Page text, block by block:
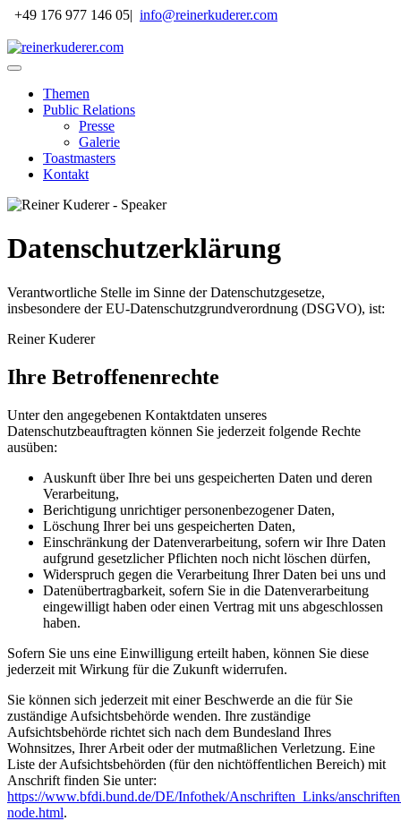
+49 176 977 146 05| info@reinerkuderer.com
Themen
Public Relations
Presse
Galerie
Toastmasters
Kontakt
Datenschutzerklärung
Verantwortliche Stelle im Sinne der Datenschutzgesetze,
insbesondere der EU-Datenschutzgrundverordnung (DSGVO), ist:
Reiner Kuderer
Ihre Betroffenenrechte
Unter den angegebenen Kontaktdaten unseres
Datenschutzbeauftragten können Sie jederzeit folgende Rechte
ausüben:
Auskunft über Ihre bei uns gespeicherten Daten und deren
Verarbeitung,
Berichtigung unrichtiger personenbezogener Daten,
Löschung Ihrer bei uns gespeicherten Daten,
Einschränkung der Datenverarbeitung, sofern wir Ihre Daten
aufgrund gesetzlicher Pflichten noch nicht löschen dürfen,
Widerspruch gegen die Verarbeitung Ihrer Daten bei uns und
Datenübertragbarkeit, sofern Sie in die Datenverarbeitung
eingewilligt haben oder einen Vertrag mit uns abgeschlossen
haben.
Sofern Sie uns eine Einwilligung erteilt haben, können Sie diese
jederzeit mit Wirkung für die Zukunft widerrufen.
Sie können sich jederzeit mit einer Beschwerde an die für Sie
zuständige Aufsichtsbehörde wenden. Ihre zuständige
Aufsichtsbehörde richtet sich nach dem Bundesland Ihres
Wohnsitzes, Ihrer Arbeit oder der mutmaßlichen Verletzung. Eine
Liste der Aufsichtsbehörden (für den nichtöffentlichen Bereich) mit
Anschrift finden Sie unter:
https://www.bfdi.bund.de/DE/Infothek/Anschriften_Links/
node.html.